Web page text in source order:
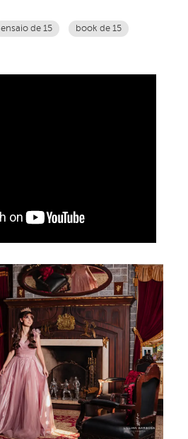
ensaio de 15
book de 15